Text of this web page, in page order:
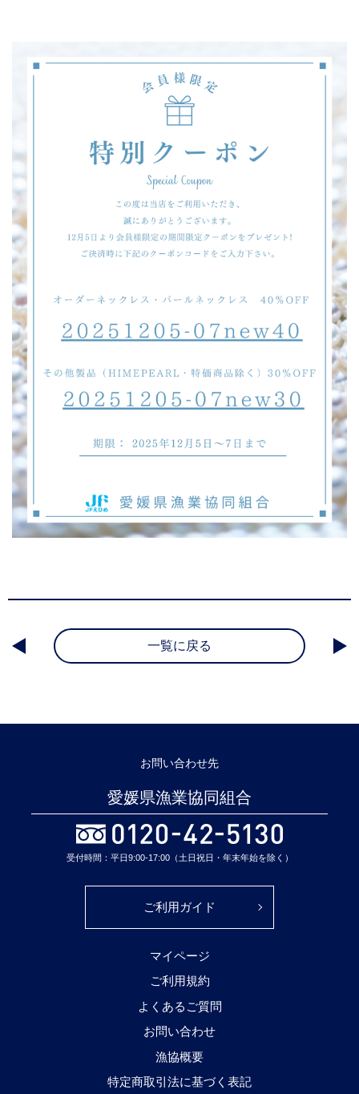
一覧に戻る
お問い合わせ先
愛媛県漁業協同組合
受付時間：平日9:00-17:00（土日祝日・年末年始を除く）
ご利用ガイド
マイページ
ご利用規約
よくあるご質問
お問い合わせ
漁協概要
特定商取引法に基づく表記